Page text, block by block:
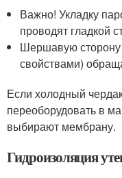
Важно! Укладку
проводят гладкой
Шершавую сторону
свойствами)
Если холодный
переоборудовать в
выбирают мембрану.
Гидроизоляция